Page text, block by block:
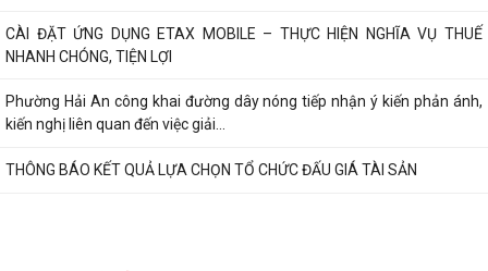
CÀI ĐẶT ỨNG DỤNG ETAX MOBILE – THỰC HIỆN NGHĨA VỤ THUẾ
NHANH CHÓNG, TIỆN LỢI
Phường Hải An công khai đường dây nóng tiếp nhận ý kiến phản ánh,
kiến nghị liên quan đến việc giải...
THÔNG BÁO KẾT QUẢ LỰA CHỌN TỔ CHỨC ĐẤU GIÁ TÀI SẢN